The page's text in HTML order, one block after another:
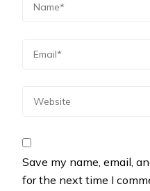
Save my name, email,
for the next time I